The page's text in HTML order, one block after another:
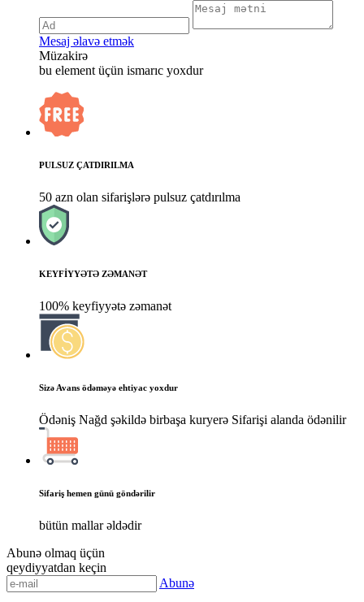
Mesaj əlavə etmək
Müzakirə
bu element üçün ismarıc yoxdur
PULSUZ ÇATDIRILMA
50 azn olan sifarişlərə pulsuz çatdırılma
KEYFİYYƏTƏ ZƏMANƏT
100% keyfiyyətə zəmanət
Sizə Avans ödəməyə ehtiyac yoxdur
Ödəniş Nağd şəkildə birbaşa kuryerə Sifarişi alanda ödənilir
Sifariş hemen günü göndərilir
bütün mallar əldədir
Abunə olmaq üçün
qeydiyyatdan keçin
Abunə